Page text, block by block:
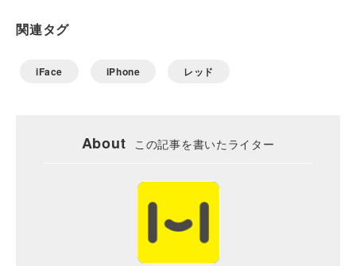
関連タグ
iFace iPhone レッド
About この記事を書いたライター